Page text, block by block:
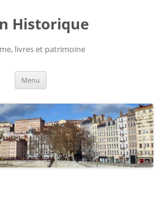
Historique
livres et patrimoine
Menu